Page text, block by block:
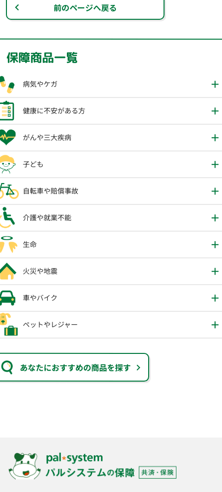
前のページへ戻る
保障商品一覧
病気やケガ
健康に不安がある方
がんや三大疾病
子ども
自転車や賠償事故
介護や就業不能
生命
火災や地震
車やバイク
ペットやレジャー
あなたにおすすめの商品を探す